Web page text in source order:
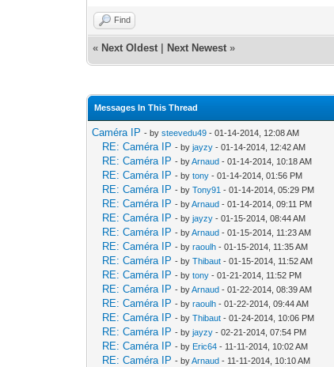
Find
« Next Oldest Next Newest »
Messages In This Thread
Caméra IP - bysteevedu49 - 01-14-2014, 12:08 AM
RE: Caméra IP - byjayzy - 01-14-2014, 12:42 AM
RE: Caméra IP - byArnaud - 01-14-2014, 10:18 AM
RE: Caméra IP - bytony - 01-14-2014, 01:56 PM
RE: Caméra IP - byTony91 - 01-14-2014, 05:29 PM
RE: Caméra IP - byArnaud - 01-14-2014, 09:11 PM
RE: Caméra IP - byjayzy - 01-15-2014, 08:44 AM
RE: Caméra IP - byArnaud - 01-15-2014, 11:23 AM
RE: Caméra IP - byraoulh - 01-15-2014, 11:35 AM
RE: Caméra IP - byThibaut - 01-15-2014, 11:52 AM
RE: Caméra IP - bytony - 01-21-2014, 11:52 PM
RE: Caméra IP - byArnaud - 01-22-2014, 08:39 AM
RE: Caméra IP - byraoulh - 01-22-2014, 09:44 AM
RE: Caméra IP - byThibaut - 01-24-2014, 10:06 PM
RE: Caméra IP - byjayzy - 02-21-2014, 07:54 PM
RE: Caméra IP - by Eric64 - 11-11-2014, 10:02 AM
RE: Caméra IP - byArnaud - 11-11-2014, 10:10 AM